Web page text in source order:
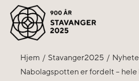
Hjem Stavanger2025
Nabolagspotten er fordelt –